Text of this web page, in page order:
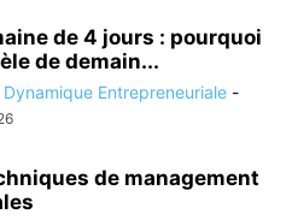
de 4 jours : pourquoi
de demain...
Entrepreneuriale -
de management